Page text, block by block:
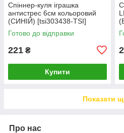
Спіннер-куля іграшка
антистрес 6см кольоровий
(СИНІЙ) [tsi303438-TSI]
Готово до відправки
221 ₴
Купити
Показати
Про нас